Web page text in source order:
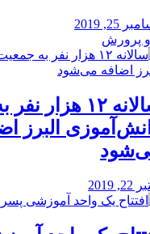
25, 2019
پرورش
️سالانه ۱۲
البرز
2019